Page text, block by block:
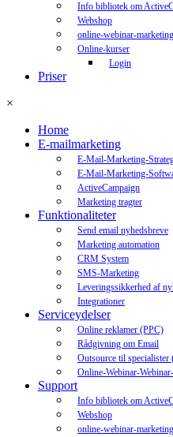
Info bibliotek om
Webshop
online-webinar-
Online-kurser
Login
Priser
×
Home
E-mailmarketing
E-Mail-Marketing-
E-Mail-Marketing-
ActiveCampaign
Marketing tragter
Funktionaliteter
Send email nyhedsbreve
Marketing automation
CRM System
SMS-Marketing
Leveringssikkerhed af
Integrationer
Serviceydelser
Online reklamer (PPC)
Rådgivning om Email
Outsource til
Online-Webinar-
Support
Info bibliotek om
Webshop
online-webinar-